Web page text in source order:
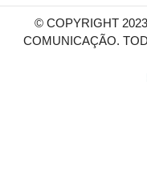
© COPYRIGHT
COMUNICAÇÃO.